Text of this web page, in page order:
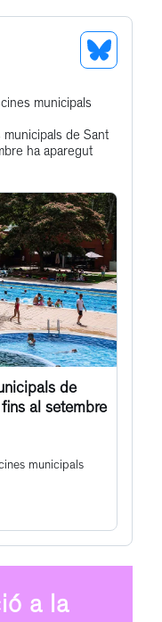
See
municipals
de Sant
ha aparegut
de
al setembre
municipals
a la